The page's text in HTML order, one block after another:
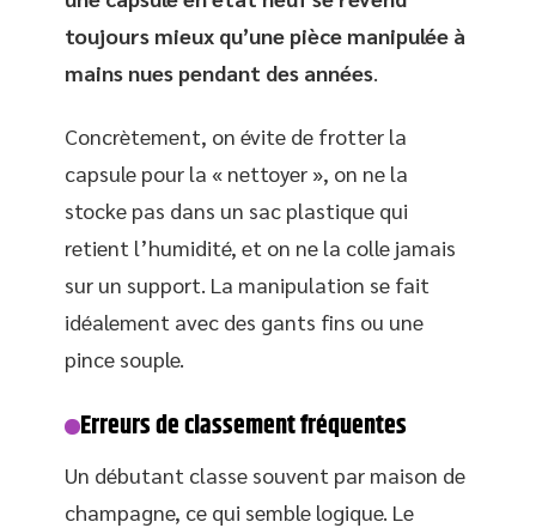
toujours mieux qu’une pièce manipulée à
mains nues pendant des années.
Concrètement, on évite de frotter la
capsule pour la « nettoyer », on ne la
stocke pas dans un sac plastique qui
retient l’humidité, et on ne la colle jamais
sur un support. La manipulation se fait
idéalement avec des gants fins ou une
pince souple.
Erreurs de classement fréquentes
Un débutant classe souvent par maison de
champagne, ce qui semble logique. Le